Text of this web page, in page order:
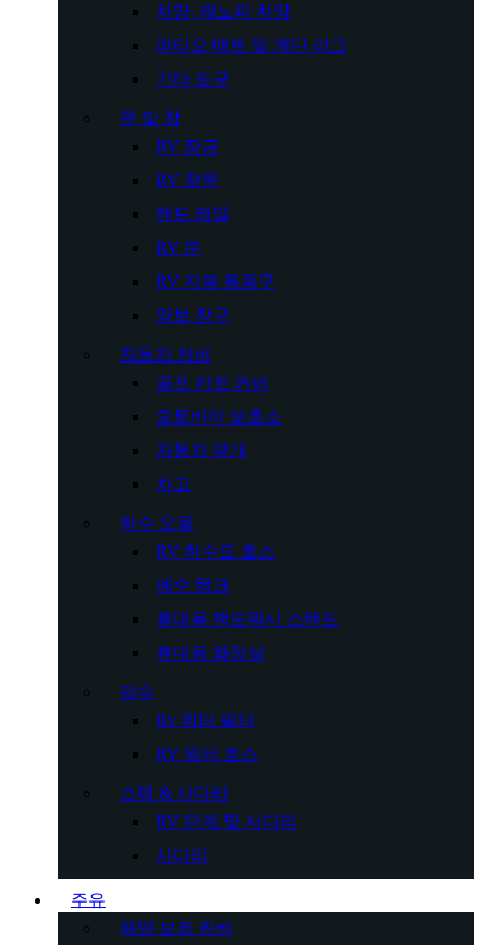
차양, 캐노피 차양
파티오 매트 및 계단 러그
기타 도구
문 및 창
RV 잠금
RV 창문
핸드 레일
RV 문
RV 지붕 통풍구
양보 창구
자동차 커버
골프 카트 커버
오토바이 보호소
자동차 덮개
차고
하수 오물
RV 하수도 호스
폐수 탱크
휴대용 핸드워시 스탠드
휴대용 화장실
담수
Rv 워터 필터
RV 워터 호스
스텝 & 사다리
RV 단계 및 사다리
사다리
주유
해양 보트 커버